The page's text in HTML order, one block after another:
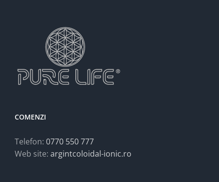
COMENZI
Telefon: 0770 550 777
Web site: argintcoloidal-ionic.ro